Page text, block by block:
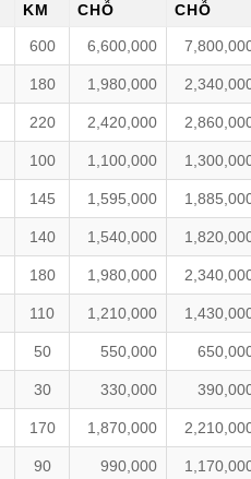
KM
CHỖ
CHỖ
600 6,600,000
180 1,980,000
220 2,420,000
100 1,100,000
145 1,595,000
140 1,540,000
180 1,980,000
110 1,210,000
50 550,000
30 330,000
170 1,870,000
90 990,000